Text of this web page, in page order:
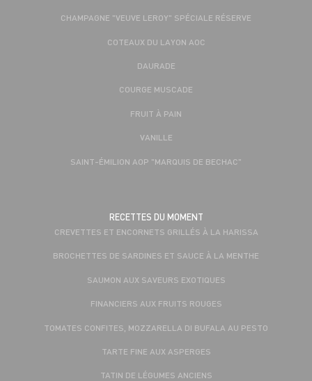
CHAMPAGNE "VEUVE LEROY" SPÉCIALE RÉSERVE
COTEAUX DU LAYON AOC
DAURADE
COURGE MUSCADE
FRUIT À PAIN
VANILLE
SAINT-ÉMILION AOP "MARQUIS DE BECHAC"
RECETTES DU MOMENT
CREVETTES ET ENCORNETS GRILLÉS À LA HARISSA
BROCHETTES DE SARDINES ET SAUCE À LA MENTHE
SAUMON AUX SAVEURS EXOTIQUES
FINANCIERS AUX FRUITS ROUGES
TOMATES CONFITES, MOZZARELLA DI BUFALA AU PESTO
TARTE FINE AUX ASPERGES
TATIN DE LÉGUMES ANCIENS